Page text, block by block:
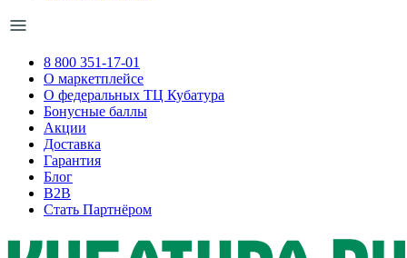
8 800 351-17-01
О маркетплейсе
О федеральных ТЦ Кубатура
Бонусные баллы
Акции
Доставка
Гарантия
Блог
B2B
Стать Партнёром